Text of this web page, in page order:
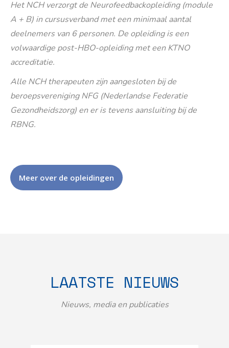
Het NCH verzorgt de Neurofeedbackopleiding (module
A + B) in cursusverband met een minimaal aantal
deelnemers van 6 personen. De opleiding is een
volwaardige post-HBO-opleiding met een KTNO
accreditatie.
Alle NCH therapeuten zijn aangesloten bij de
beroepsvereniging NFG (Nederlandse Federatie
Gezondheidszorg) en er is tevens aansluiting bij de
RBNG.
Meer over de opleidingen
LAATSTE NIEUWS
Nieuws, media en publicaties